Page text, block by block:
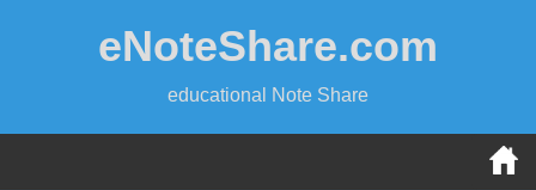
eNoteShare.com
educational Note Share